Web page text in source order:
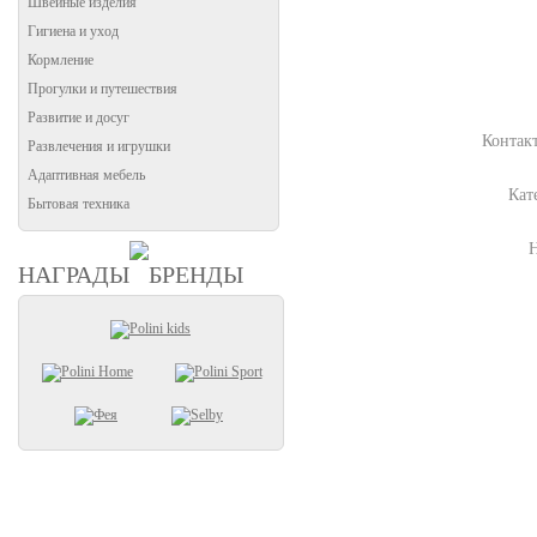
Гигиена и уход
Кормление
Прогулки и путешествия
Развитие и досуг
Развлечения и игрушки
Адаптивная мебель
Бытовая техника
НАГРАДЫ БРЕНДЫ